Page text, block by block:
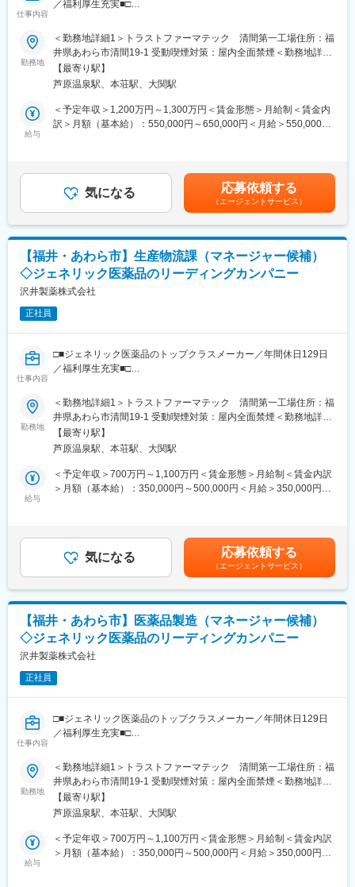
朝、営業所にて前日使用した製品の荷受け・検品を行う。日中は
担当施設へ訪問し納品・伝票処理や各治療の症例サポートを行っ
たり、医師、看護師、技師等と商談をし当社取り扱い製品の営業
を行います。その後、営業所に戻り事務作業（事務員への伝票処
勉強会に参加し最新の医療機器の知識を深めていきます。
品勉強会への参加など継続的に知識を更新できる環境です。専門
研修の修了後に社用車が貸与され、担当エリアでの活動を支援し
ます（私的利用は社内規程に基づき可）。
※顧客との長期的な関係構築を重視しており、積極的な転勤は行わ
ない方針です。
変更の範囲：会社の定める業務
仕事内容
／福利厚生充実■□
■業務概要：
工場の品質管理部長として上位組織のビジョン・戦略・目標・計
画を受け自組織のビジョン・戦略・目標・計画を策定していただ
くと共に、管轄組織の設計に関与し、課の目標管理、部門全体の
人材育成を通じて組織をあるべき方向にリードし、組織力を最大
限発揮いただくことを期待します。
及び機器分析業務等・試験記録、報告書の作成・承認・使用機器
の保守点検・グループメンバーの進捗管理・指導・育成等を担っ
当社に入社後、グループ会社のトラストファーマテック株式会社
に在籍出向となります。トラストファーマテック株式会社は2027
年4月に沢井製薬に吸収合併し、沢井製薬株式会社矢地工場となり
ます。<トラストファーマテック株式会社>【住所】福井県あわら
市矢地5-15【事業内容】医療用医薬品の製造
■当社の魅力：
今後、年55億錠の製造体制を目指す成長組織にて、仕組み作りか
ら携われる刺激的な環境で、既存工場の「硬直化した体制」に物
足りなさを感じる方に最適です。
有の「裁量」があること。現場発信の改善が制度化され、納得感
を持って製造に打ち込めます。住宅手当等の実利も厚く、これま
での経験を停滞させず、市場価値を高められる環境です。
勤務地
＜勤務地詳細1＞トラストファーマテック 清間第一工場住所：福
井県あわら市清間19-1 受動喫煙対策：屋内全面禁煙＜勤務地詳細
2＞トラストファーマテック 清間第二工場住所：福井県あわら市
清間11-15 受動喫煙対策：屋内全面禁煙変更の範囲：会社の定め
【最寄り駅】
芦原温泉駅、本荘駅、大関駅
給与
＜予定年収＞1,200万円～1,300万円＜賃金形態＞月給制＜賃金内
訳＞月額（基本給）：550,000円～650,000円＜月給＞550,000円
性があります。月給(月額)は固定手当を含めた表記です。
気になる 応募依頼する
（エージェントサービス）
【福井・あわら市】生産物流課（マネージャー候補）
◇ジェネリック医薬品のリーディングカンパニー
沢井製薬株式会社
正社員
仕事内容
□■ジェネリック医薬品のトップクラスメーカー／年間休日129日
／福利厚生充実■□
■業務概要：
ジェネリック医薬品大手・沢井製薬グループの工場にて、物流部
門のマネジメントをお任せします。物流管理業務から組織育成、
戦略的な改善活動まで、工場経営に近い視点でご活躍いただきま
す。
■業務詳細：
（2）出庫管理（製造部門と連携し、指図書に沿って必要な倉庫内
にある原料を出庫）
（3）製品出荷（自動倉庫に格納されている製品の出荷、フォーク
■出向に関して：
当社に入社後、グループ会社のトラストファーマテック株式会社
に在籍出向となります。トラストファーマテック株式会社は2027
年4月に沢井製薬に吸収合併し、沢井製薬株式会社矢地工場となり
ます。<トラストファーマテック株式会社>【住所】福井県あわら
市矢地5-15【事業内容】医療用医薬品の製造
■当社の魅力：
今後、年55億錠の製造体制を目指す成長組織にて、仕組み作りか
足りなさを感じる方に最適です。
最大の特徴は、沢井グループの安定感がありつつ、立ち上げ期特
有の「裁量」があること。現場発信の改善が制度化され、納得感
を持って製造に打ち込めます。住宅手当等の実利も厚く、これま
変更の範囲：会社の定める業務
勤務地
＜勤務地詳細1＞トラストファーマテック 清間第一工場住所：福
井県あわら市清間19-1 受動喫煙対策：屋内全面禁煙＜勤務地詳細
2＞トラストファーマテック 清間第二工場住所：福井県あわら市
清間11-15 受動喫煙対策：屋内全面禁煙変更の範囲：会社の定め
【最寄り駅】
芦原温泉駅、本荘駅、大関駅
給与
＜予定年収＞700万円～1,100万円＜賃金形態＞月給制＜賃金内訳
＞月額（基本給）：350,000円～500,000円＜月給＞350,000円～
があります。月給(月額)は固定手当を含めた表記です。
気になる 応募依頼する
（エージェントサービス）
【福井・あわら市】医薬品製造（マネージャー候補）
◇ジェネリック医薬品のリーディングカンパニー
沢井製薬株式会社
正社員
仕事内容
□■ジェネリック医薬品のトップクラスメーカー／年間休日129日
／福利厚生充実■□
■業務概要：
ジェネリック医薬品大手・沢井製薬グループの工場にて、製造部
門（製剤・包装）のマネジメントをお任せします。生産計画の立
案から組織育成、戦略的な改善活動まで、工場経営に近い視点で
ご活躍いただきます。
■業務詳細：
勤務地
＜勤務地詳細1＞トラストファーマテック 清間第一工場住所：福
井県あわら市清間19-1 受動喫煙対策：屋内全面禁煙＜勤務地詳細
2＞トラストファーマテック 清間第二工場住所：福井県あわら市
清間11-15 受動喫煙対策：屋内全面禁煙変更の範囲：会社の定め
【最寄り駅】
芦原温泉駅、本荘駅、大関駅
給与
＜予定年収＞700万円～1,100万円＜賃金形態＞月給制＜賃金内訳
＞月額（基本給）：350,000円～500,000円＜月給＞350,000円～